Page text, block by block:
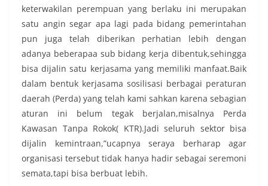
keterwakilan perempuan yang berlaku ini merupakan
satu angin segar apa lagi pada bidang pemerintahan
pun juga telah diberikan perhatian lebih dengan
adanya beberapaa sub bidang kerja dibentuk,sehingga
bisa dijalin satu kerjasama yang memiliki manfaat.Baik
dalam bentuk kerjasama sosilisasi berbagai peraturan
daerah (Perda) yang telah kami sahkan karena sebagian
aturan ini belum tegak berjalan,misalnya Perda
Kawasan Tanpa Rokok( KTR).Jadi seluruh sektor bisa
dijalin kemintraan,”ucapnya seraya berharap agar
organisasi tersebut tidak hanya hadir sebagai seremoni
semata,tapi bisa berbuat lebih.